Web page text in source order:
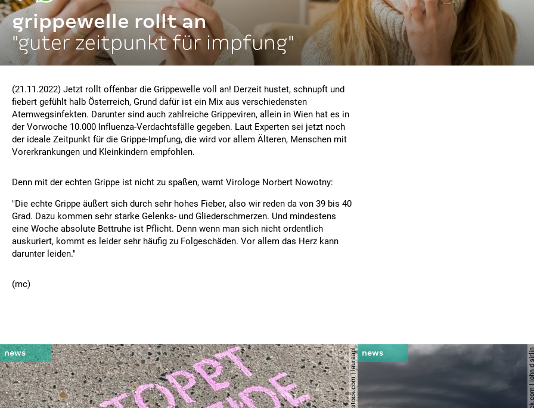
grippewelle rollt an
"guter zeitpunkt für impfung"
(21.11.2022) Jetzt rollt offenbar die Grippewelle voll an! Derzeit hustet, schnupft und
fiebert gefühlt halb Österreich, Grund dafür ist ein Mix aus verschiedensten
Atemwegsinfekten. Darunter sind auch zahlreiche Grippeviren, allein in Wien hat es in
der Vorwoche 10.000 Influenza-Verdachtsfälle gegeben. Laut Experten sei jetzt noch
der ideale Zeitpunkt für die Grippe-Impfung, die wird vor allem Älteren, Menschen mit
Vorerkrankungen und Kleinkindern empfohlen.
Denn mit der echten Grippe ist nicht zu spaßen, warnt Virologe Norbert Nowotny:
"Die echte Grippe äußert sich durch sehr hohes Fieber, also wir reden da von 39 bis 40
Grad. Dazu kommen sehr starke Gelenks- und Gliederschmerzen. Und mindestens
eine Woche absolute Bettruhe ist Pflicht. Denn wenn man sich nicht ordentlich
auskuriert, kommt es leider sehr häufig zu Folgeschäden. Vor allem das Herz kann
darunter leiden."
(mc)